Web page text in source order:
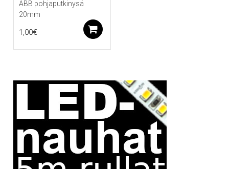
ABB pohjaputkinysä
20mm
1,00€